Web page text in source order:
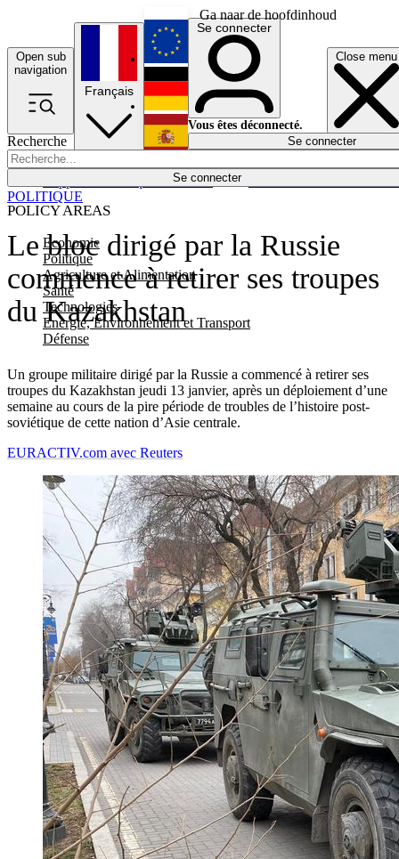
Ga naar de hoofdinhoud
Open sub
navigation
Close menu
Recherche
Se connecter
POLICY AREAS
Economie
Politique
Agriculture et Alimentation
Santé
Technologies
Energie, Environnement et Transport
Défense
Économie
Français
English
Deutsch
Español
Se connecter
Vous êtes déconnecté.
Se connecter
Le bloc dirigé par la Russie
commence à retirer ses troupes
du Kazakhstan
Un groupe militaire dirigé par la Russie a commencé à retirer ses
troupes du Kazakhstan jeudi 13 janvier, après un déploiement d’une
semaine au cours de la pire période de troubles de l’histoire post-
soviétique de cette nation d’Asie centrale.
POLITIQUE
EURACTIV.com avec Reuters